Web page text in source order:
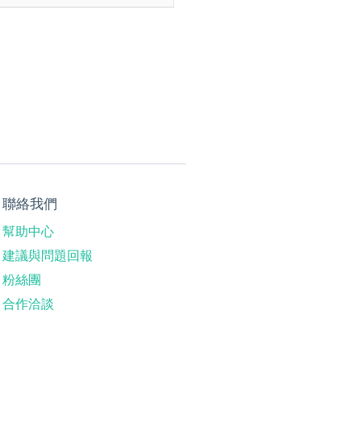
聯絡我們
幫助中心
建議與問題回報
粉絲團
合作洽談